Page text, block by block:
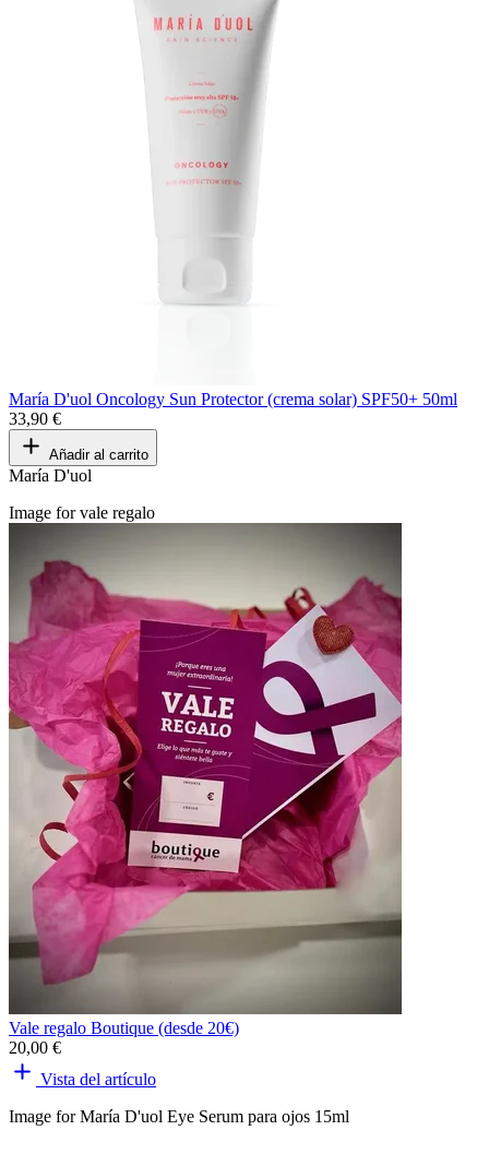
María D'uol Oncology Sun Protector (crema solar) SPF50+ 50ml
33,90 €
Añadir al carrito
María D'uol
Image for vale regalo
Vale regalo Boutique (desde 20€)
20,00 €
Vista del artículo
Image for María D'uol Eye Serum para ojos 15ml